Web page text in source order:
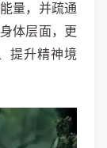
量，并疏通
体层面，更
提升精神境